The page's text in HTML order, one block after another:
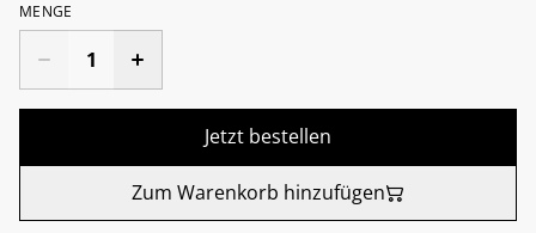
MENGE
Jetzt bestellen
Zum Warenkorb hinzufügen